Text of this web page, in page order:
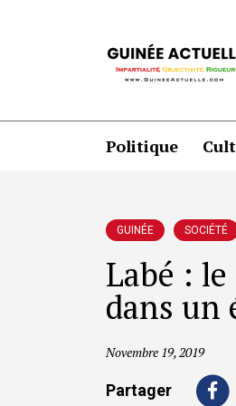
Politique
GUINÉE SOCIÉTÉ
Labé :
dans un
Novembre 19, 2019
Partager